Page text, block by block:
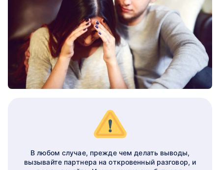
В любом случае, прежде чем делать выводы,
вызывайте партнера на откровенный разговор, и